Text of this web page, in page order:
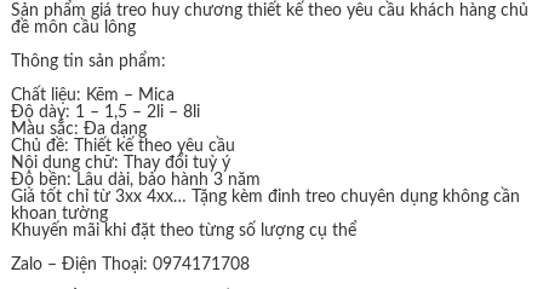
Sản phẩm giá treo huy chương thiết kế theo yêu cầu khách hàng chủ
đề môn cầu lông
Thông tin sản phẩm:
Chất liệu: Kẽm – Mica
Độ dày: 1 – 1,5 – 2li – 8li
Màu sắc: Đa dạng
Chủ đề: Thiết kế theo yêu cầu
Nội dung chữ: Thay đổi tuỳ ý
Độ bền: Lâu dài, bảo hành 3 năm
Giá tốt chỉ từ 3xx 4xx… Tặng kèm đinh treo chuyên dụng không cần
khoan tường
Khuyến mãi khi đặt theo từng số lượng cụ thể
Zalo – Điện Thoại: 0974171708